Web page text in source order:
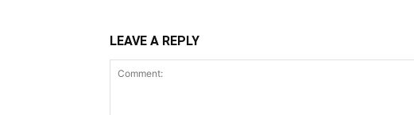
LEAVE A REPLY